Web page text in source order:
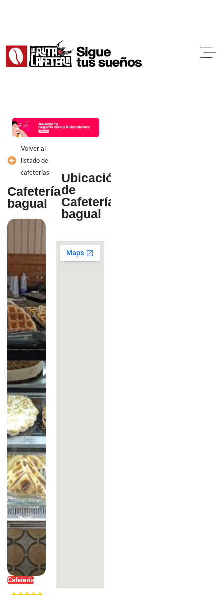
Volver al
listado de
cafeterías
Cafetería
bagual
Cafetería
Ubicación
de
Cafetería
bagual